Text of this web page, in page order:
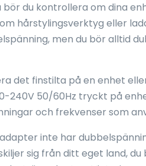
du kontrollera om dina
hårstylingsverktyg eller
men du bör alltid
det finstilta på en enhet
240V 50/60Hz tryckt på
och frekvenser som
inte har
sig från ditt eget land, du